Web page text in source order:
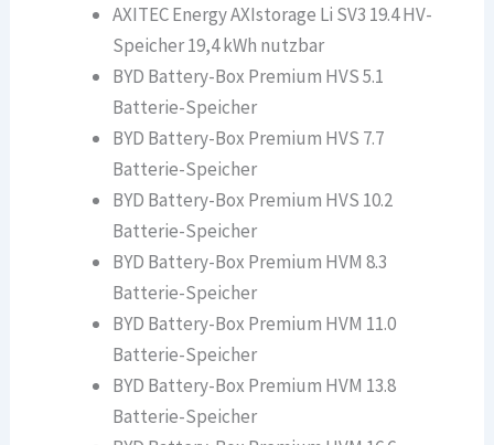
AXITEC Energy AXIstorage Li SV3 19.4 HV-
Speicher 19,4 kWh nutzbar
BYD Battery-Box Premium HVS 5.1
Batterie-Speicher
BYD Battery-Box Premium HVS 7.7
Batterie-Speicher
BYD Battery-Box Premium HVS 10.2
Batterie-Speicher
BYD Battery-Box Premium HVM 8.3
Batterie-Speicher
BYD Battery-Box Premium HVM 11.0
Batterie-Speicher
BYD Battery-Box Premium HVM 13.8
Batterie-Speicher